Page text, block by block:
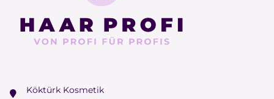
Köktürk Kosmetik